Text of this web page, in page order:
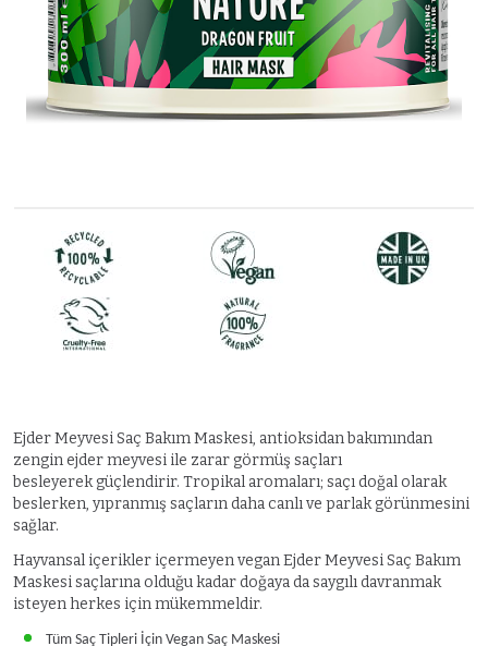
Ejder Meyvesi Saç Bakım Maskesi, antioksidan bakımından
zengin ejder meyvesi ile zarar görmüş saçları
besleyerek güçlendirir. Tropikal aromaları; saçı doğal olarak
beslerken, yıpranmış saçların daha canlı ve parlak görünmesini
sağlar.
Hayvansal içerikler içermeyen vegan Ejder Meyvesi Saç Bakım
Maskesi saçlarına olduğu kadar doğaya da saygılı davranmak
isteyen herkes için mükemmeldir.
Tüm Saç Tipleri İçin Vegan Saç Maskesi